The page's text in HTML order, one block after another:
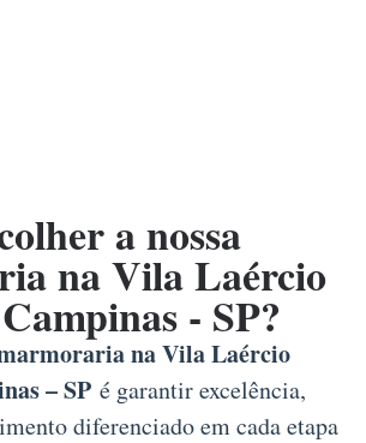
a nossa
na Vila Laércio
- SP?
na Vila Laércio
– SP é garantir excelência,
diferenciado em cada etapa